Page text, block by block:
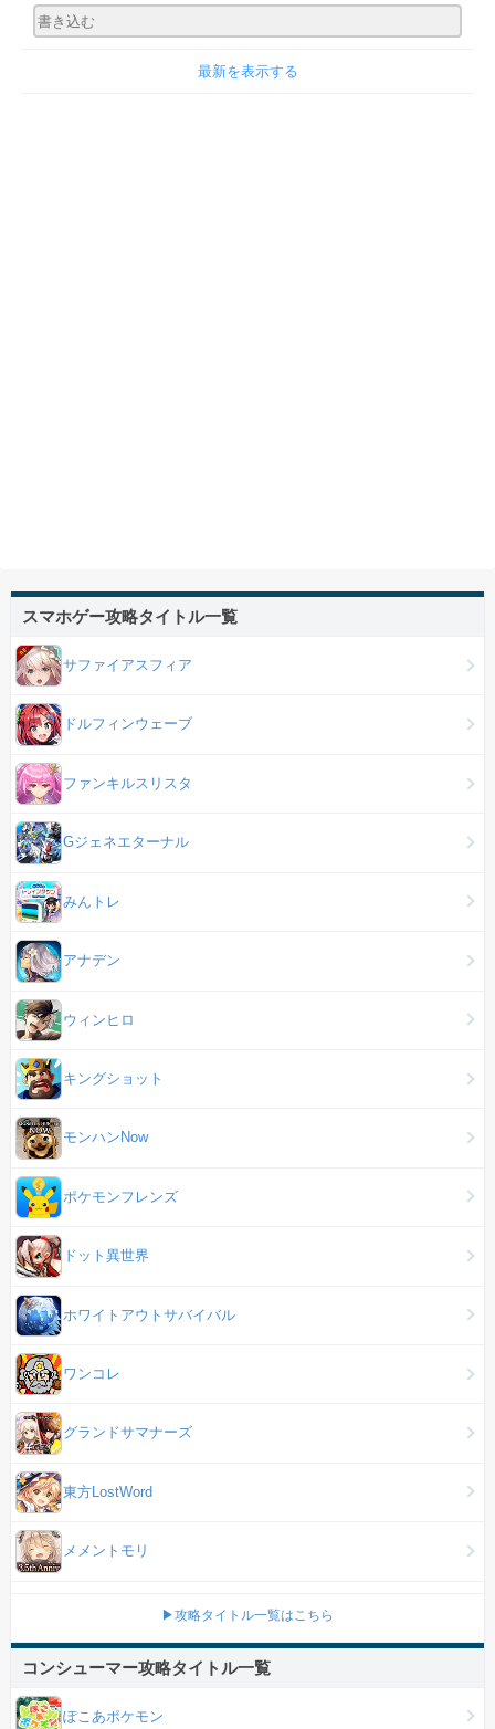
最新を表示する
スマホゲー攻略タイトル一覧
サファイアスフィア
ドルフィンウェーブ
ファンキルスリスタ
Gジェネエターナル
みんトレ
アナデン
ウィンヒロ
キングショット
モンハンNow
ポケモンフレンズ
ドット異世界
ホワイトアウトサバイバル
ワンコレ
グランドサマナーズ
東方LostWord
メメントモリ
▶攻略タイトル一覧はこちら
コンシューマー攻略タイトル一覧
ぽこあポケモン